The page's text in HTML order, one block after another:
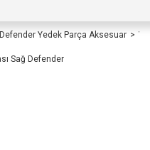
Defender Yedek Parça Aksesuar